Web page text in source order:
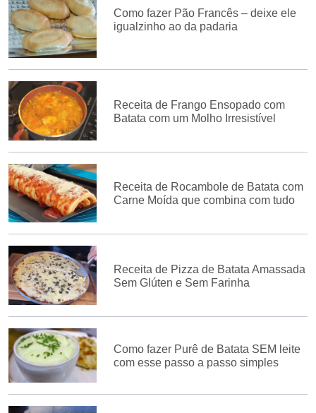
Como fazer Pão Francês – deixe ele
igualzinho ao da padaria
Receita de Frango Ensopado com
Batata com um Molho Irresistível
Receita de Rocambole de Batata com
Carne Moída que combina com tudo
Receita de Pizza de Batata Amassada
Sem Glúten e Sem Farinha
Como fazer Purê de Batata SEM leite
com esse passo a passo simples